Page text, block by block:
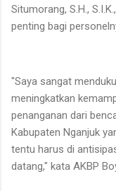
Situmorang, S.H.,
penting bagi
"Saya sangat
meningkatkan
penanganan dari
Kabupaten Nganjuk
tentu harus di
datang," kata AKBP